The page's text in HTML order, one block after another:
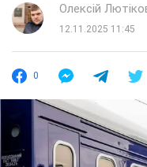
Олексій
12.11.2025 11:45
0